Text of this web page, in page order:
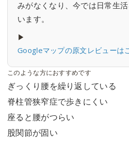
みがなくなり、今では日常生
います。
▶
Googleマップの原文レビューは
このような方におすすめです
ぎっくり腰を繰り返している
脊柱管狭窄症で歩きにくい
座ると腰がつらい
股関節が固い